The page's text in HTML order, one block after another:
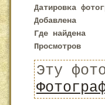
Датировка
Добавлена
Где найдена
Просмотров
Эту